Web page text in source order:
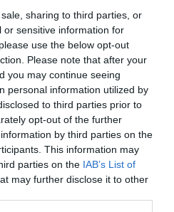
sharing to third parties, or
or sensitive information for
use the below opt-out
Please note that after your
you may continue seeing
personal information utilized by
to third parties prior to
opt-out of the further
by third parties on the
This information may
parties on the IAB’s List of
may further disclose it to other